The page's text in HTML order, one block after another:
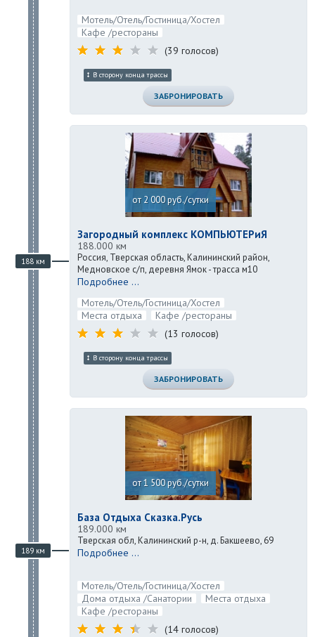
Мотель/Отель/Гостиница/Хостел
Кафе /рестораны
(39 голосов)
В сторону конца трассы
ЗАБРОНИРОВАТЬ
188 км
от 2 000 руб./сутки
Загородный комплекс КОМПЬЮТЕРиЯ
188.000 км
Россия, Тверская область, Калининский район,
Медновское с/п, деревня Ямок - трасса м10
Подробнее ...
Мотель/Отель/Гостиница/Хостел
Места отдыха
Кафе /рестораны
(13 голосов)
В сторону конца трассы
ЗАБРОНИРОВАТЬ
189 км
от 1 500 руб./сутки
База Отдыха Сказка.Русь
189.000 км
Тверская обл, Калининский р-н, д. Бакшеево, 69
Подробнее ...
Мотель/Отель/Гостиница/Хостел
Дома отдыха /Санатории
Места отдыха
Кафе /рестораны
(14 голосов)